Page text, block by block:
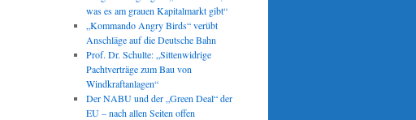
was es am grauen Kapitalmarkt gibt“
„Kommando Angry Birds“ verübt
Anschläge auf die Deutsche Bahn
Prof. Dr. Schulte: „Sittenwidrige
Pachtverträge zum Bau von
Windkraftanlagen“
Der NABU und der „Green Deal“ der
EU – nach allen Seiten offen